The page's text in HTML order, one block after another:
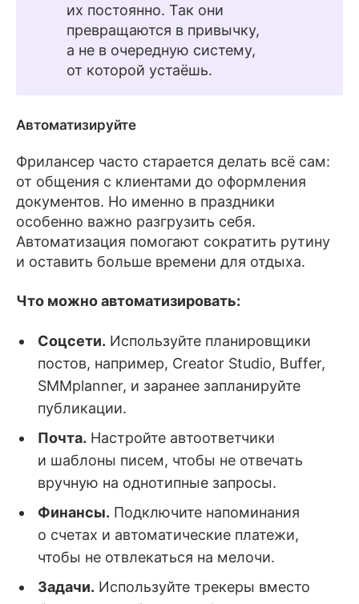
их постоянно. Так они
превращаются в привычку,
а не в очередную систему,
от которой устаёшь.
Автоматизируйте
Фрилансер часто старается делать всё сам:
от общения с клиентами до оформления
документов. Но именно в праздники
особенно важно разгрузить себя.
Автоматизация помогают сократить рутину
и оставить больше времени для отдыха.
Что можно автоматизировать:
Соцсети. Используйте планировщики
постов, например, Creator Studio, Buffer,
SMMplanner, и заранее запланируйте
публикации.
Почта. Настройте автоответчики
и шаблоны писем, чтобы не отвечать
вручную на однотипные запросы.
Финансы. Подключите напоминания
о счетах и автоматические платежи,
чтобы не отвлекаться на мелочи.
Задачи. Используйте трекеры вместо